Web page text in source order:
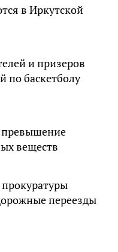
в Иркутской
и призеров
по баскетболу
превышение
веществ
прокуратуры
переезды